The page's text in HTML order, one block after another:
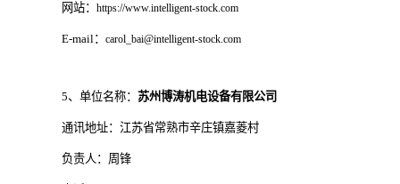
网站： https://www.intelligent-stock.com
E-mail： carol_bai@intelligent-stock.com
5、单位名称： 苏州博涛机电设备有限公司
通讯地址：江苏省常熟市辛庄镇嘉菱村
负责人：周锋